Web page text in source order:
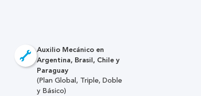
Auxilio Mecánico en
Argentina, Brasil, Chile y
Paraguay
(Plan Global, Triple, Doble
y Básico)